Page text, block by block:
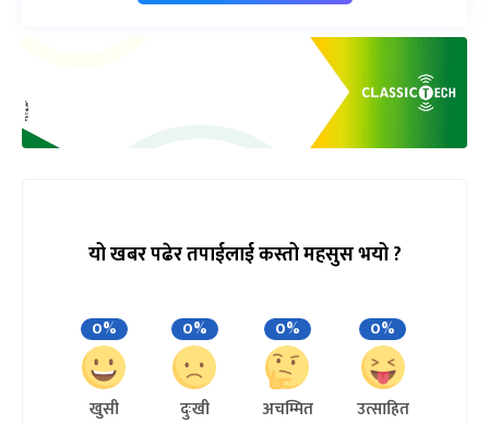
यो खबर पढेर तपाईलाई कस्तो महसुस भयो ?
0%
खुसी
0%
दुःखी
0%
अचम्मित
0%
उत्साहित